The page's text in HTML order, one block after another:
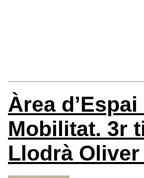
Àrea
Mobilitat. 3r
Llodrà